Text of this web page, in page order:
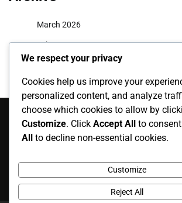
March 2026
February 2026
Categorías
Apariciones Internacionales
Biografías de Jugadores
We respect your privacy
Cookies help us improve your
personalized content, and analyze
choose which cookies to allow by
Customize. Click Accept All to
All to decline non-essential cookies.
Customize
Reject All